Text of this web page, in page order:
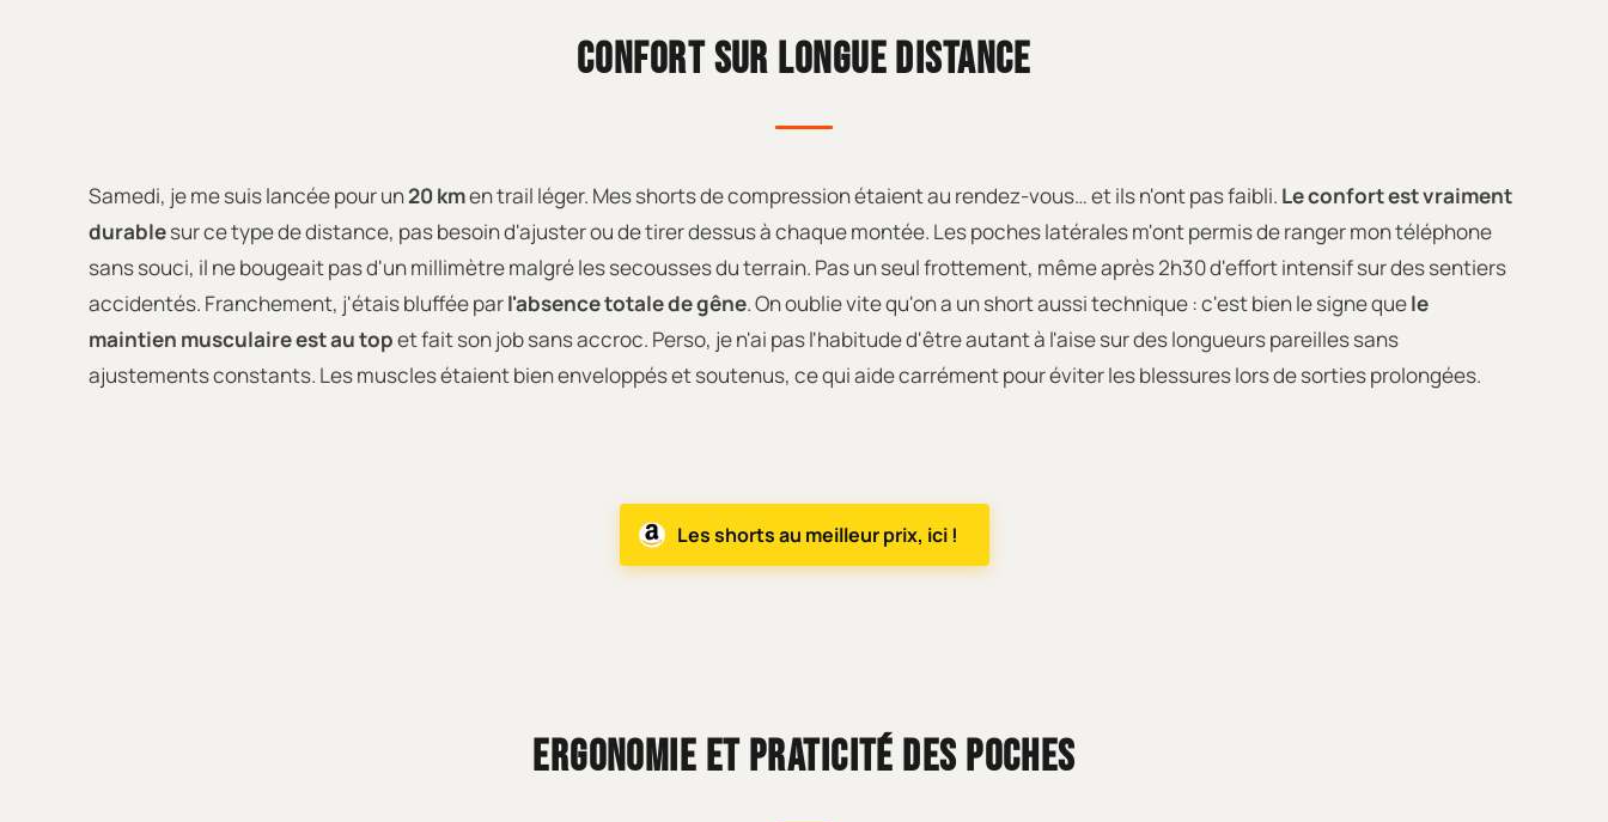
CONFORT SUR LONGUE DISTANCE
Samedi, je me suis lancée pour un20 kmen trail léger. Mes shorts de compression étaient au rendez-vous… et ils n'ont pas faibli. Le confort est vraiment
durablesur ce type de distance, pas besoin d'ajuster ou de tirer dessus à chaque montée. Les poches latérales m'ont permis de ranger mon téléphone
sans souci, il ne bougeait pas d'un millimètre malgré les secousses du terrain. Pas un seul frottement, même après 2h30 d'effort intensif sur des sentiers
accidentés. Franchement, j'étais bluffée parl'absence totale de gêne. On oublie vite qu'on a un short aussi technique : c'est bien le signe quele
maintien musculaire est au topet fait son job sans accroc. Perso, je n'ai pas l'habitude d'être autant à l'aise sur des longueurs pareilles sans
ajustements constants. Les muscles étaient bien enveloppés et soutenus, ce qui aide carrément pour éviter les blessures lors de sorties prolongées.
Les shorts au meilleur prix, ici !
ERGONOMIE ET PRATICITÉ DES POCHES